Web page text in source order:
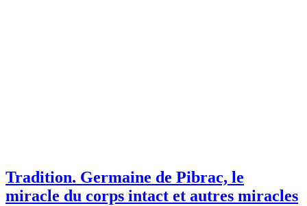
Tradition. Germaine de Pibrac, le
miracle du corps intact et autres miracles